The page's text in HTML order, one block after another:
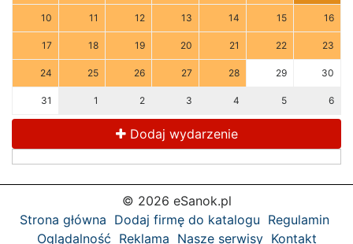
10 11 12 13 14 15 16
17 18 19 20 21 22 23
24 25 26 27 28 29 30
31 1 2 3 4 5 6
Dodaj wydarzenie
© 2026 eSanok.pl
Strona główna Dodaj firmę do katalogu Regulamin
Oglądalność Reklama Nasze serwisy Kontakt